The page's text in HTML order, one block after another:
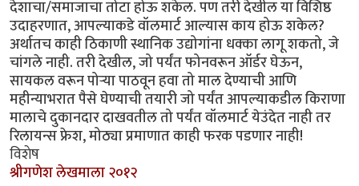
देशाचा/समाजाचा तोटा होऊ शकेल. पण तरी देखील या विशिष्ठ
उदाहरणात, आपल्याकडे वॉलमार्ट आल्यास काय होऊ शकेल?
अर्थातच काही ठिकाणी स्थानिक उद्योगांना धक्का लागू शकतो, जे
चांगले नाही. तरी देखील, जो पर्यंत फोनवरून ऑर्डर घेऊन,
सायकल वरून पोर्‍या पाठवून हवा तो माल देण्याची आणि
महीन्याभरात पैसे घेण्याची तयारी जो पर्यंत आपल्याकडील किराणा
मालाचे दुकानदार दाखवतील तो पर्यंत वॉलमार्ट येउंदेत नाही तर
रिलायन्स फ्रेश, मोठ्या प्रमाणात काही फरक पडणार नाही!
विशेष
श्रीगणेश लेखमाला २०१२